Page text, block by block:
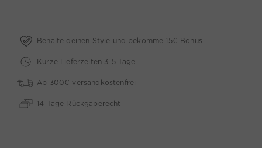
Behalte deinen Style und bekomme 15€ Bonus
Kurze Lieferzeiten 3-5 Tage
Ab 300€ versandkostenfrei
14 Tage Rückgaberecht